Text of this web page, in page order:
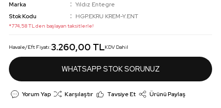
Marka
Yıldız Entegre
Stok Kodu
HGP.EKRU KREM-Y.ENT
*774,58 TL den başlayan taksitlerle!
Havale/Eft Fiyatı:3.260,00 TLKDV Dahil
WHATSAPP STOK SORUNUZ
Yorum Yap Karşılaştır Tavsiye Et Ürünü Paylaş